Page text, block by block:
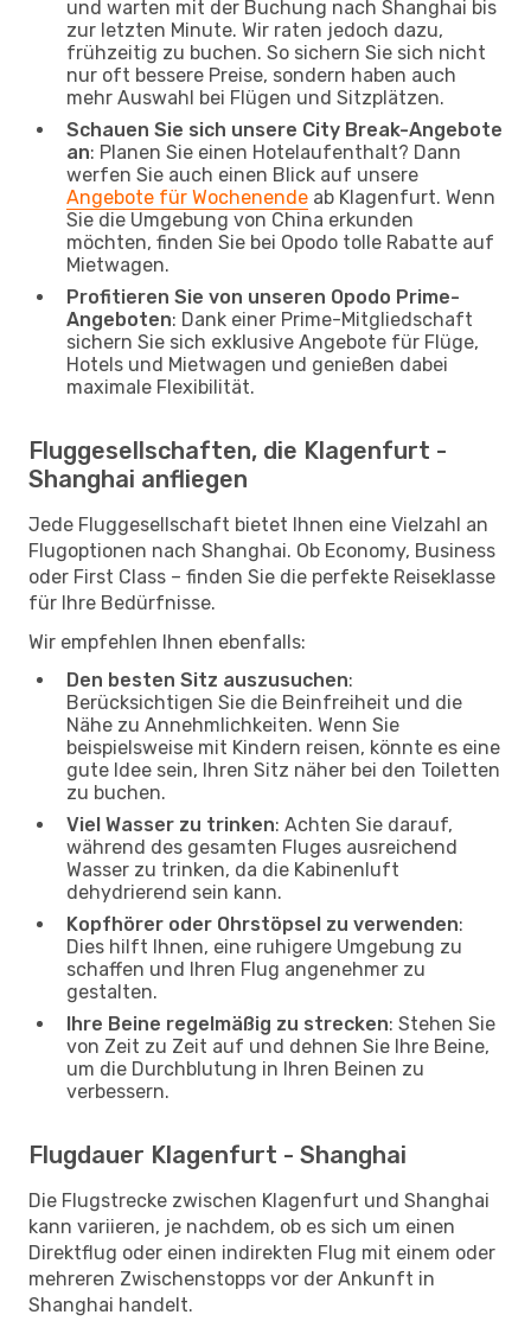
und warten mit der Buchung nach Shanghai bis
zur letzten Minute. Wir raten jedoch dazu,
frühzeitig zu buchen. So sichern Sie sich nicht
nur oft bessere Preise, sondern haben auch
mehr Auswahl bei Flügen und Sitzplätzen.
Schauen Sie sich unsere City Break-Angebote
an: Planen Sie einen Hotelaufenthalt? Dann
werfen Sie auch einen Blick auf unsere
Angebote für Wochenende ab Klagenfurt. Wenn
Sie die Umgebung von China erkunden
möchten, finden Sie bei Opodo tolle Rabatte auf
Mietwagen.
Profitieren Sie von unseren Opodo Prime-
Angeboten: Dank einer Prime-Mitgliedschaft
sichern Sie sich exklusive Angebote für Flüge,
Hotels und Mietwagen und genießen dabei
maximale Flexibilität.
Fluggesellschaften, die Klagenfurt -
Shanghai anfliegen
Jede Fluggesellschaft bietet Ihnen eine Vielzahl an
Flugoptionen nach Shanghai. Ob Economy, Business
oder First Class – finden Sie die perfekte Reiseklasse
für Ihre Bedürfnisse.
Wir empfehlen Ihnen ebenfalls:
Den besten Sitz auszusuchen:
Berücksichtigen Sie die Beinfreiheit und die
Nähe zu Annehmlichkeiten. Wenn Sie
beispielsweise mit Kindern reisen, könnte es eine
gute Idee sein, Ihren Sitz näher bei den Toiletten
zu buchen.
Viel Wasser zu trinken: Achten Sie darauf,
während des gesamten Fluges ausreichend
Wasser zu trinken, da die Kabinenluft
dehydrierend sein kann.
Kopfhörer oder Ohrstöpsel zu verwenden:
Dies hilft Ihnen, eine ruhigere Umgebung zu
schaffen und Ihren Flug angenehmer zu
gestalten.
Ihre Beine regelmäßig zu strecken: Stehen Sie
von Zeit zu Zeit auf und dehnen Sie Ihre Beine,
um die Durchblutung in Ihren Beinen zu
verbessern.
Flugdauer Klagenfurt - Shanghai
Die Flugstrecke zwischen Klagenfurt und Shanghai
kann variieren, je nachdem, ob es sich um einen
Direktflug oder einen indirekten Flug mit einem oder
mehreren Zwischenstopps vor der Ankunft in
Shanghai handelt.